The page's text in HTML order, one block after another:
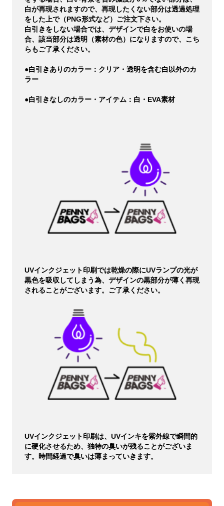
白が再現されますので、再現したくない部分は透過処理
をした上で（PNG形式など）ご注文下さい。
白引きをしない場合では、デザインで白をお使いの場
合、該当部分は透明（素材の色）になりますので、こち
らもご了承ください。
●白引きありのカラー：クリア・透明を含む白以外のカ
ラー
●白引きなしのカラー・アイテム：白・EVA素材
UVインクジェット印刷では乾燥の際にUVランプの光が
黒色を吸収してしまう為、デザインの黒部分が薄く再現
されることがございます。ご了承ください。
UVインクジェット印刷は、UVインキを紫外線で瞬間的
に硬化させるため、独特の臭いが残ることがございま
す。時間経過で臭いは薄まっていきます。